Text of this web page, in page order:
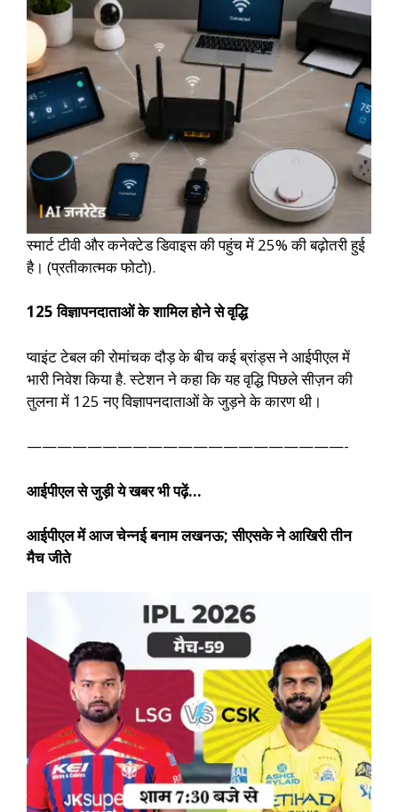
स्मार्ट टीवी और कनेक्टेड डिवाइस की पहुंच में 25% की बढ़ोतरी हुई
है। (प्रतीकात्मक फोटो).
125 विज्ञापनदाताओं के शामिल होने से वृद्धि
प्वाइंट टेबल की रोमांचक दौड़ के बीच कई ब्रांड्स ने आईपीएल में
भारी निवेश किया है. स्टेशन ने कहा कि यह वृद्धि पिछले सीज़न की
तुलना में 125 नए विज्ञापनदाताओं के जुड़ने के कारण थी।
—————————————————————-
आईपीएल से जुड़ी ये खबर भी पढ़ें…
आईपीएल में आज चेन्नई बनाम लखनऊ; सीएसके ने आखिरी तीन
मैच जीते